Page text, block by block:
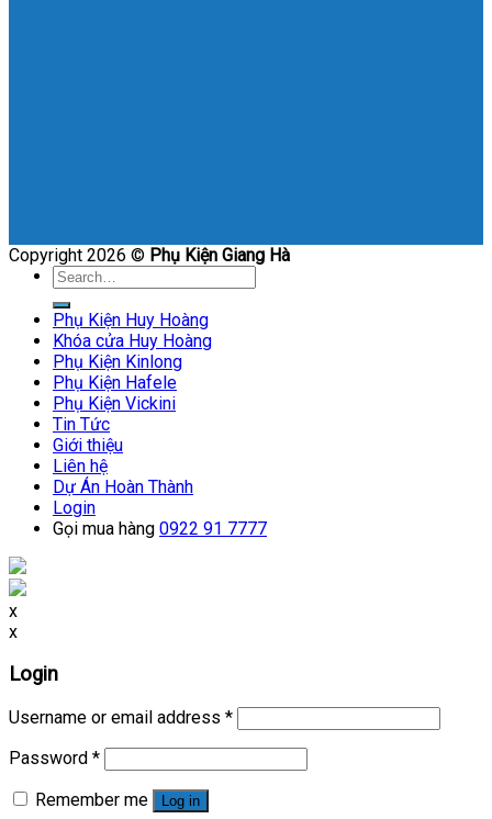
Copyright 2026 © Phụ Kiện Giang Hà
Search
for:
Phụ Kiện Huy Hoàng
Khóa cửa Huy Hoàng
Phụ Kiện Kinlong
Phụ Kiện Hafele
Phụ Kiện Vickini
Tin Tức
Giới thiệu
Liên hệ
Dự Án Hoàn Thành
Login
Gọi mua hàng 0922 91 7777
x
x
Login
Username or email address *
Password *
Remember me
Log in